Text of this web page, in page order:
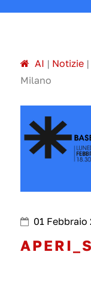
AI | Notizie |
Milano
01 Febbraio